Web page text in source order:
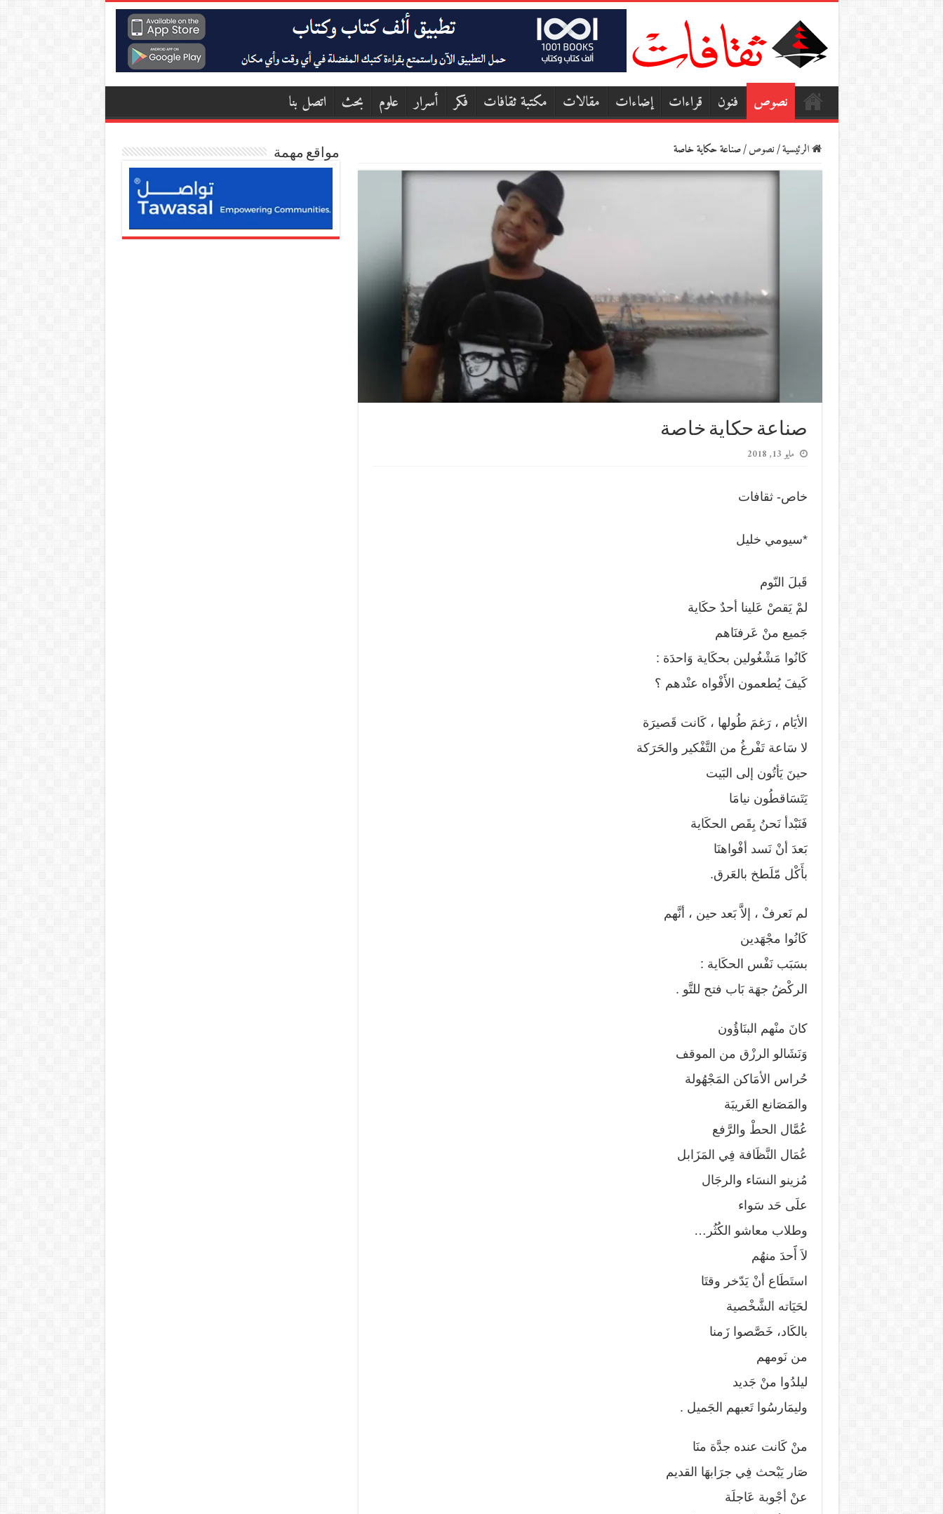
نصوص فنون قراءات إضاءات مقالات مكتبة ثقافات فكر أسرار علوم بحث اتصل بنا
الرئيسية/نصوص/صناعة حكاية خاصة
صناعة حكاية خاصة
مايو 13, 2018
خاص- ثقافات
*سيومي خليل
قَبلَ النّوم
لمْ يَقصْ عَلينا أحدٌ حكَاية
جَميع منْ عَرفنَاهم
كَانُوا مَشْغُولين بحكَاية وَاحدَة :
كَيفَ يُطعمون الأَفْواه عنْدهم ؟
الأيَام ، رَغمَ طُولها ، كَانت قَصيرَة
لا سَاعة تَفْرغُ من التَّفْكير والحَرَكة
حينَ يَأتُون إلى البَيت
يَتَسَاقطُون نيامَا
فَنَبْدأ نَحنُ بِقَص الحكَاية
بَعدَ أنْ نَسد أفْواهنَا
بأَكْل مّلَطخ بالعَرق.
لم نَعرفْ ، إلاَّ بَعد حين ، أنَّهم
كَانُوا مجْهَدين
بسَبَب نَفْس الحكَاية :
الركْضُ جهَة بَاب فتح للتَّو .
كانَ منْهم البنَاؤُون
وَنَشَالو الرزْق من الموقف
حُراس الأمَاكن المَجْهُولة
والمَصَانع الغَريبَة
عُمَّال الحطْ والرَّفع
عُمَال النَّظَافة فِي المَزَابل
مُزينو النسَاء والرجَال
علَى حَد سَواء
وطلاب معاشو الكُثُر…
لاَ أََحدَ منهُم
استَطَاع أنْ يَدّخر وقتَا
لحَيَاته الشَّخْصية
بالكَاد، خَصَّصوا زَمنا
من نَومهم
ليلدُوا منْ جَديد
وليمَارسُوا تَعبهم الجَميل .
منْ كَانت عنده جدَّة منَا
صَار يَبْحث فِي جرَابهَا القديم
عنْ أجْوبة عَاجلَة
مواقع مهمة